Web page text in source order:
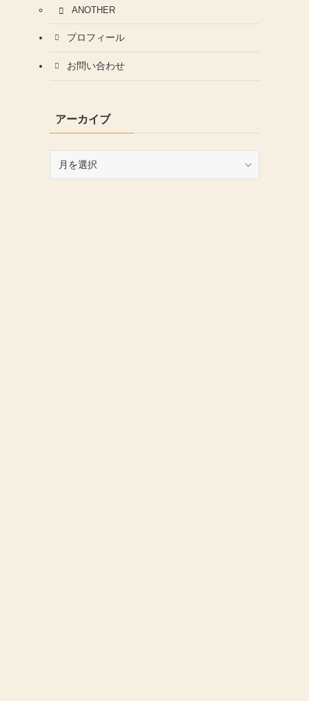
ANOTHER
プロフィール
お問い合わせ
アーカイブ